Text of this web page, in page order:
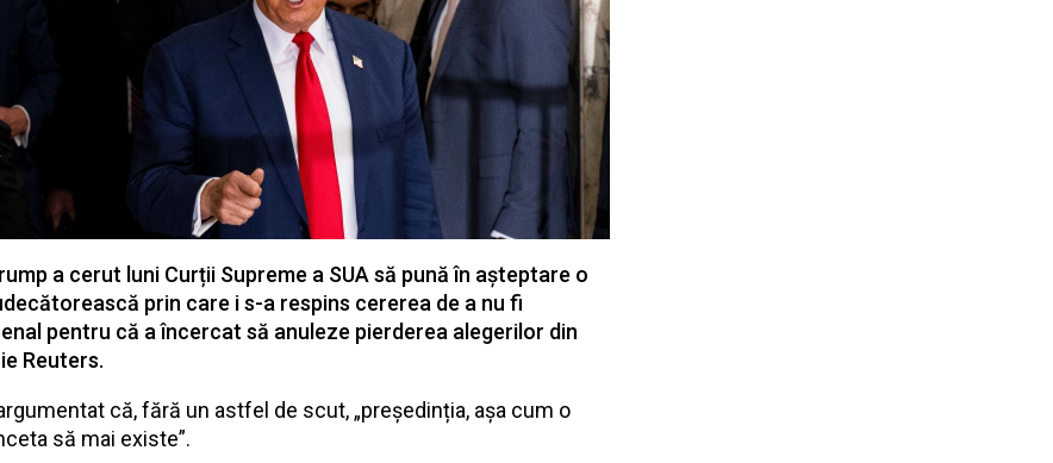
a cerut luni Curții Supreme a SUA să pună în așteptare o
prin care i s-a respins cererea de a nu fi
pentru că a încercat să anuleze pierderea alegerilor din
Reuters.
că, fără un astfel de scut, „președinția, așa cum o
să mai existe”.